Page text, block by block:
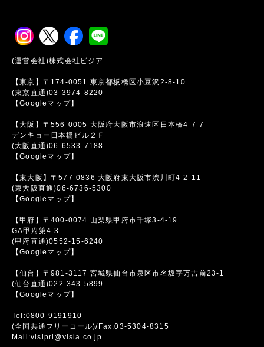
(運営会社)株式会社ビジア
【東京】〒174-0051 東京都板橋区小豆沢2-8-10
(東京直通)03-3974-8220
【Googleマップ】
【大阪】〒556-0005 大阪府大阪市浪速区日本橋4-7-7
デンキョー日本橋ビル２Ｆ
(大阪直通)06-6533-7188
【Googleマップ】
【東大阪】〒577-0836 大阪府東大阪市渋川町4-2-11
(東大阪直通)06-6736-5300
【Googleマップ】
【甲府】〒400-0074 山梨県甲府市千塚3-4-19
GA甲府第4-3
(甲府直通)0552-15-6240
【Googleマップ】
【仙台】〒981-3117 宮城県仙台市泉区市名坂字万吉前23-1
(仙台直通)022-343-5899
【Googleマップ】
Tel:0800-9191910
(全国共通フリーコール)/Fax:03-5304-8315
Mail:visipri@visia.co.jp